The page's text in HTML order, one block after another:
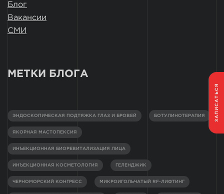
ЗАПИСАТЬСЯ
Блог
Вакансии
СМИ
МЕТКИ БЛОГА
ЭНДОСКОПИЧЕСКАЯ ПОДТЯЖКА ГЛАЗ И БРОВЕЙ БОТУЛИНОТЕРАПИЯ
ЯКОРНАЯ МАСТОПЕКСИЯ
ИНЪЕКЦИОННАЯ БИОРЕВИТАЛИЗАЦИЯ ЛИЦА
ИНЪЕКЦИОННАЯ КОСМЕТОЛОГИЯ ГЕЛЕНДЖИК
ЧЕРНОМОРСКИЙ КОНГРЕСС МИКРОИГОЛЬЧАТЫЙ RF-ЛИФТИНГ